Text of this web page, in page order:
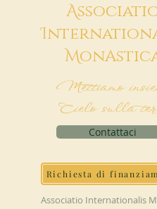
A
I
M
Mettiamo
Cielo sulla
Contattaci
Richiesta di
Associatio Internationalis